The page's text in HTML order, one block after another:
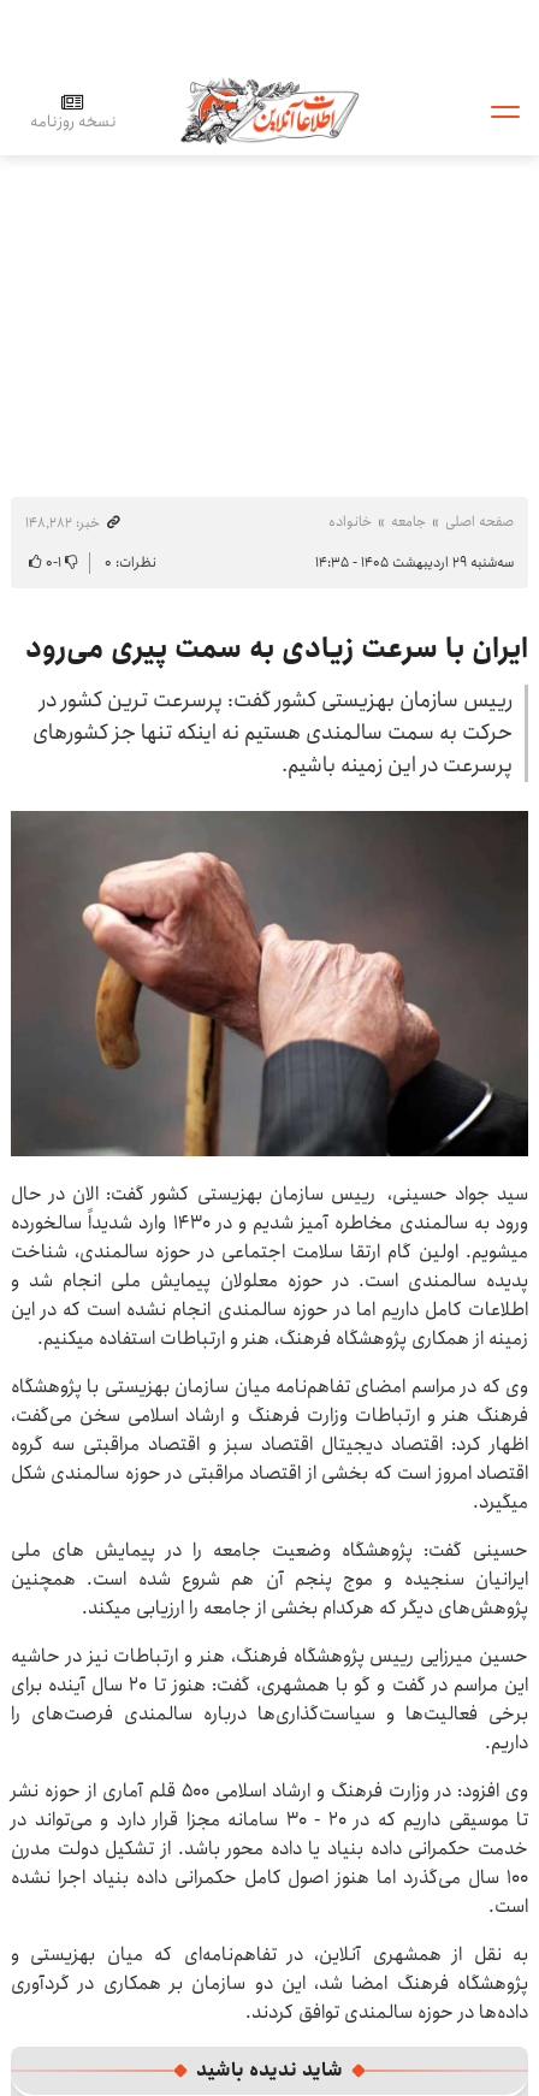
نسخه روزنامه
صفحه اصلی جامعه خانواده
خبر: ۱۴۸٬۲۸۲
سه‌شنبه ۲۹ اردیبهشت ۱۴۰۵ - ۱۴:۳۵
نظرات: ۰ ۱-۰
ایران با سرعت زیادی به سمت پیری می‌رود
رییس سازمان بهزیستی کشور گفت: پرسرعت ترین کشور در
حرکت به سمت سالمندی هستیم نه اینکه تنها جز کشورهای
پرسرعت در این زمینه باشیم.
سید جواد حسینی، رییس سازمان بهزیستی کشور گفت: الان در حال
ورود به سالمندی مخاطره آمیز شدیم و در ۱۴۳۰ وارد شدیداً سالخورده
میشویم. اولین گام ارتقا سلامت اجتماعی در حوزه سالمندی، شناخت
پدیده سالمندی است. در حوزه معلولان پیمایش ملی انجام شد و
اطلاعات کامل داریم اما در حوزه سالمندی انجام نشده است که در این
زمینه از همکاری پژوهشگاه فرهنگ، هنر و ارتباطات استفاده میکنیم.
وی که در مراسم امضای تفاهم‌نامه میان سازمان بهزیستی با پژوهشگاه
فرهنگ هنر و ارتباطات وزارت فرهنگ و ارشاد اسلامی سخن می‌گفت،
اظهار کرد: اقتصاد دیجیتال اقتصاد سبز و اقتصاد مراقبتی سه گروه
اقتصاد امروز است که بخشی از اقتصاد مراقبتی در حوزه سالمندی شکل
میگیرد.
حسینی گفت: پژوهشگاه وضعیت جامعه را در پیمایش های ملی
ایرانیان سنجیده و موج پنجم آن هم شروع شده است. همچنین
پژوهش‌های دیگر که هرکدام بخشی از جامعه را ارزیابی میکند.
حسین میرزایی رییس پژوهشگاه فرهنگ، هنر و ارتباطات نیز در حاشیه
این مراسم در گفت و گو با همشهری، گفت: هنوز تا ۲۰ سال آینده برای
برخی فعالیت‌ها و سیاست‌گذاری‌ها درباره سالمندی فرصت‌های را
داریم.
وی افزود: در وزارت فرهنگ و ارشاد اسلامی ۵۰۰ قلم آماری از حوزه نشر
تا موسیقی داریم که در ۲۰ - ۳۰ سامانه مجزا قرار دارد و می‌تواند در
خدمت حکمرانی داده بنیاد یا داده محور باشد. از تشکیل دولت مدرن
۱۰۰ سال می‌گذرد اما هنوز اصول کامل حکمرانی داده بنیاد اجرا نشده
است.
به نقل از همشهری آنلاین، در تفاهم‌نامه‌ای که میان بهزیستی و
پژوهشگاه فرهنگ امضا شد، این دو سازمان بر همکاری در گردآوری
داده‌ها در حوزه سالمندی توافق کردند.
شاید ندیده باشید